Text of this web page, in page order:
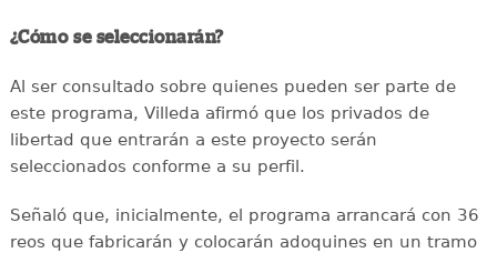
¿Cómo se seleccionarán?
Al ser consultado sobre quienes pueden ser parte de
este programa, Villeda afirmó que los privados de
libertad que entrarán a este proyecto serán
seleccionados conforme a su perfil.
Señaló que, inicialmente, el programa arrancará con 36
reos que fabricarán y colocarán adoquines en un tramo